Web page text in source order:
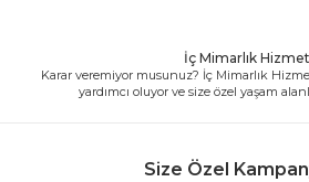
İç Mimarlık
Karar veremiyor musunuz? İç Mimarlık
yardımcı oluyor ve size özel yaşam
Size Özel